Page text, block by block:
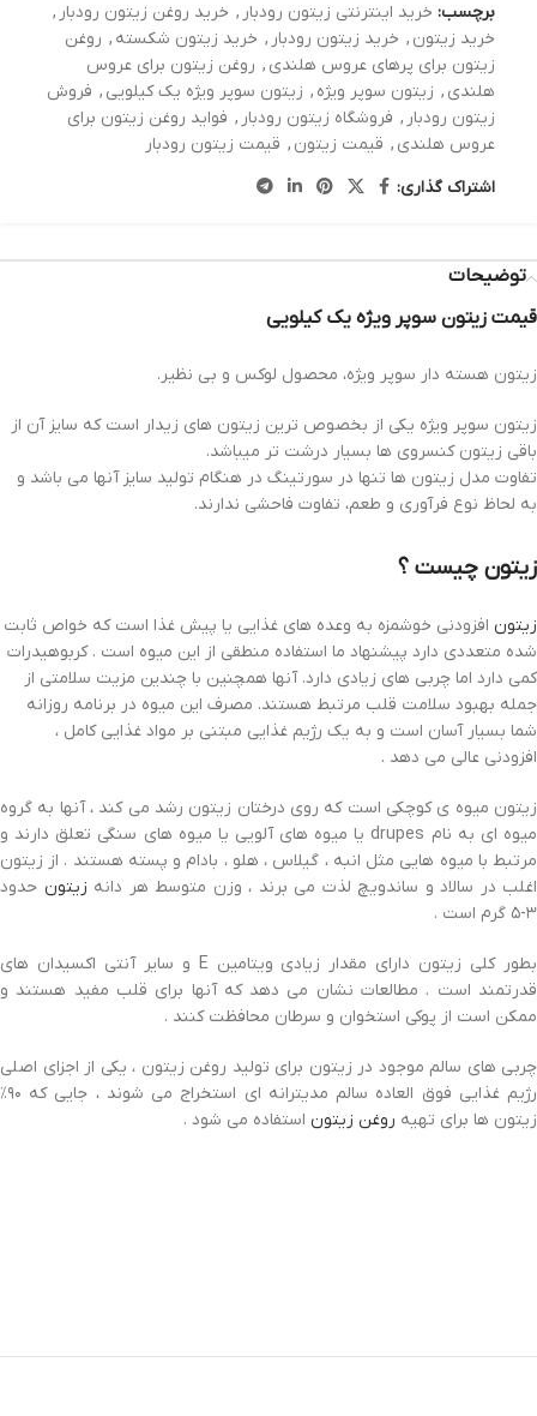
برچسب: خرید اینترنتی زیتون رودبار , خرید روغن زیتون رودبار ,
خرید زیتون , خرید زیتون رودبار , خرید زیتون شکسته , روغن
زیتون برای پرهای عروس هلندی , روغن زیتون برای عروس
هلندی , زیتون سوپر ویژه , زیتون سوپر ویژه یک کیلویی , فروش
زیتون رودبار , فروشگاه زیتون رودبار , فواید روغن زیتون برای
عروس هلندی , قیمت زیتون , قیمت زیتون رودبار
اشتراک گذاری:
توضیحات
قیمت زیتون سوپر ویژه یک کیلویی
زیتون هسته دار سوپر ویژه، محصول لوکس و بی نظیر.
زیتون سوپر ویژه یکی از بخصوص ترین زیتون های زیدار است که سایز آن از
باقی زیتون کنسروی ها بسیار درشت تر میباشد.
تفاوت مدل زیتون ها تنها در سورتینگ در هنگام تولید سایز آنها می باشد و
به لحاظ نوع فرآوری و طعم، تفاوت فاحشی ندارند.
زیتون چیست ؟
زیتون افزودنی خوشمزه به وعده های غذایی یا پیش غذا است که خواص ثابت
شده متعددی دارد پیشنهاد ما استفاده منطقی از این میوه است . کربوهیدرات
کمی دارد اما چربی های زیادی دارد. آنها همچنین با چندین مزیت سلامتی از
جمله بهبود سلامت قلب مرتبط هستند. مصرف این میوه در برنامه روزانه
شما بسیار آسان است و به یک رژیم غذایی مبتنی بر مواد غذایی کامل ،
افزودنی عالی می دهد .
زیتون میوه ی کوچکی است که روی درختان زیتون رشد می کند ، آنها به گروه
میوه ای به نام drupesیا میوه های آلویی یا میوه های سنگی تعلق دارند و
مرتبط با میوه هایی مثل انبه ، گیلاس ، هلو ، بادام و پسته هستند . از زیتون
اغلب در سالاد و ساندویچ لذت می برند ، وزن متوسط هر دانه زیتون حدود
۳-۵ گرم است .
بطور کلی زیتون دارای مقدار زیادی ویتامین E و سایر آنتی اکسیدان های
قدرتمند است . مطالعات نشان می دهد که آنها برای قلب مفید هستند و
ممکن است از پوکی استخوان و سرطان محافظت کنند .
چربی های سالم موجود در زیتون برای تولید روغن زیتون ، یکی از اجزای اصلی
رژیم غذایی فوق العاده سالم مدیترانه ای استخراج می شوند ، جایی که ۹۰٪
زیتون ها برای تهیه روغن زیتون استفاده می شود .